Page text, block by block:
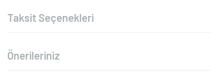
Taksit Seçenekleri
Önerileriniz